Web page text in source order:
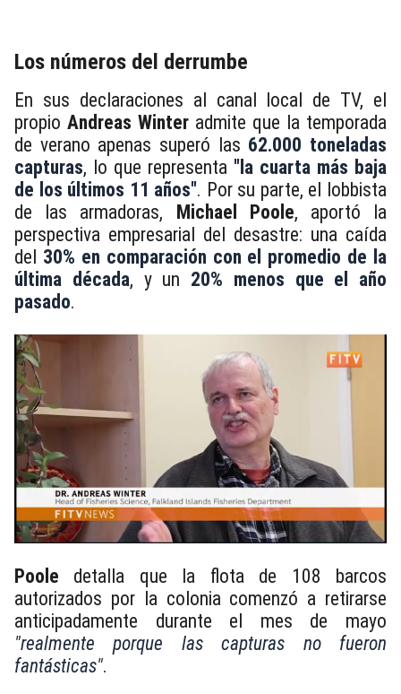
Los números del derrumbe
En sus declaraciones al canal local de TV, el
propio Andreas Winter admite que la temporada
de verano apenas superó las 62.000 toneladas
capturas, lo que representa "la cuarta más baja
de los últimos 11 años". Por su parte, el lobbista
de las armadoras, Michael Poole, aportó la
perspectiva empresarial del desastre: una caída
del 30% en comparación con el promedio de la
última década, y un 20% menos que el año
pasado.
Poole detalla que la flota de 108 barcos
autorizados por la colonia comenzó a retirarse
anticipadamente durante el mes de mayo
"realmente porque las capturas no fueron
fantásticas".